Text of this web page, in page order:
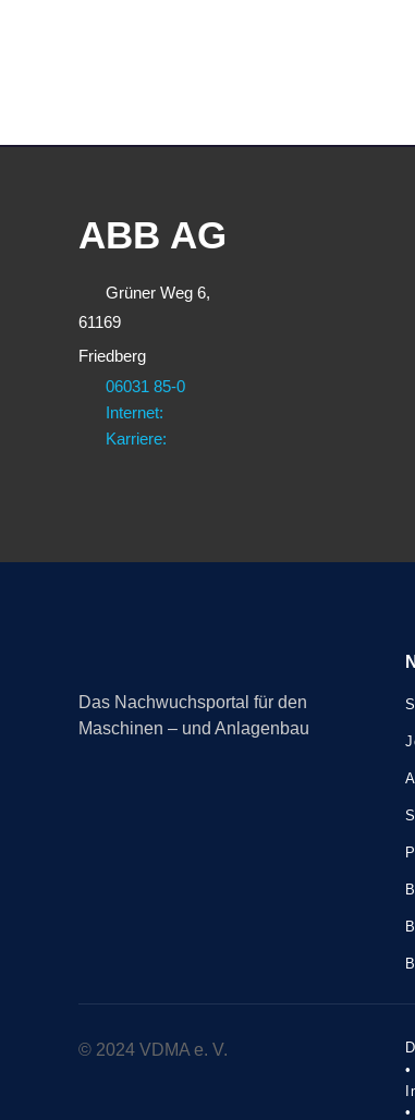
ABB AG
Grüner Weg 6,
61169
Friedberg
06031 85-0
Internet:
Karriere:
Das Nachwuchsportal für den
Maschinen – und Anlagenbau
© 2024 VDMA e. V.
•
•